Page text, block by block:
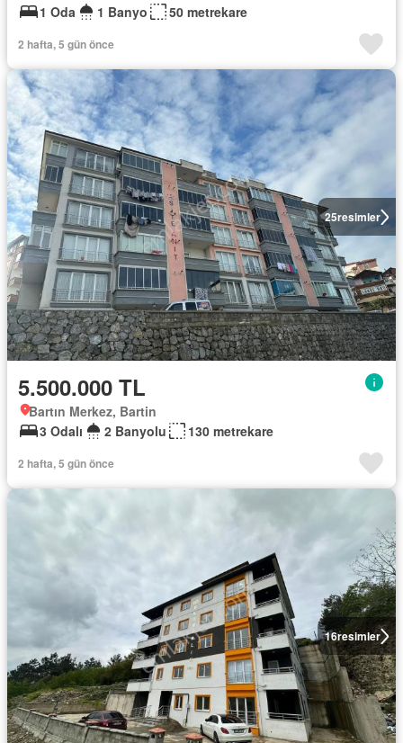
1 Oda
1 Banyo 50 metrekare
2 hafta, 5 gün önce
25resimler
5.500.000 TL
Bartın Merkez, Bartin
3 Odalı
2 Banyolu 130 metrekare
2 hafta, 5 gün önce
16resimler